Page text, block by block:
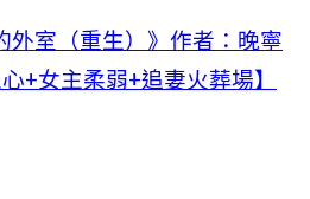
外室（重生）》作者：晚寧
+女主柔弱+追妻火葬場】